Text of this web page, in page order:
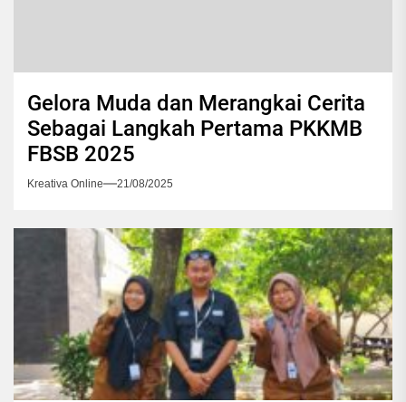
Gelora Muda dan Merangkai Cerita
Sebagai Langkah Pertama PKKMB
FBSB 2025
Kreativa Online 21/08/2025